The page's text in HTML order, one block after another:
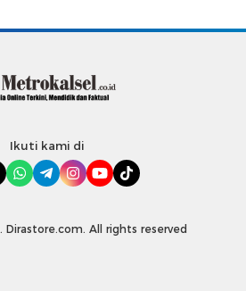
Ikuti kami di
Dirastore.com. All rights reserved